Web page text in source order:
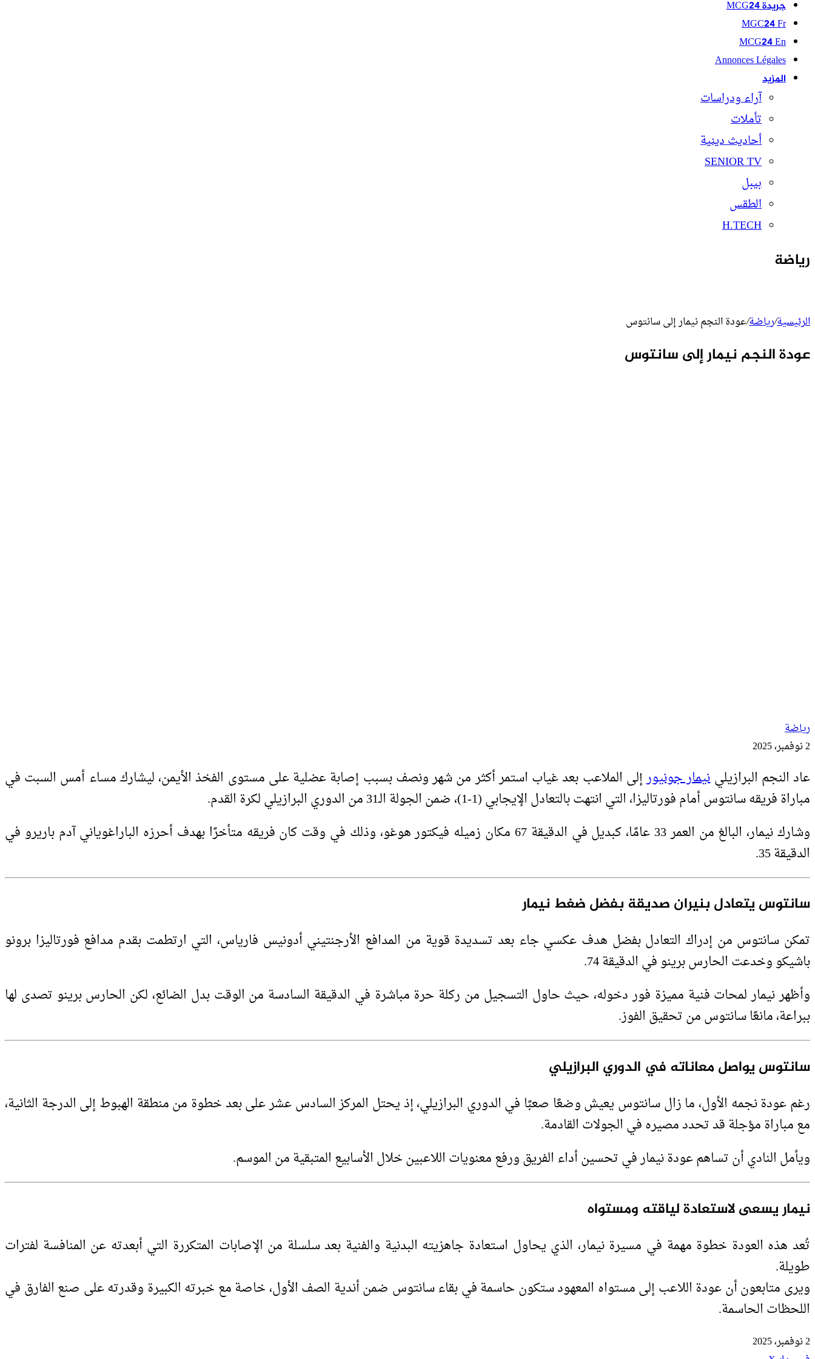
جريدة MCG24
MGC24 Fr
MCG24 En
Annonces Légales
المزيد
آراء ودراسات
تأملات
أحاديث دينية
SENIOR TV
بيبل
الطقس
H.TECH
رياضة
الرئيسية/رياضة/عودة النجم نيمار إلى سانتوس
عودة النجم نيمار إلى سانتوس
رياضة
2 نوفمبر، 2025
عاد النجم البرازيلينيمار جونيورإلى الملاعب بعد غياب استمر أكثر من شهر ونصف بسبب إصابة عضلية على مستوى الفخذ الأيمن، ليشارك مساء أمس السبت في
مباراة فريقه سانتوس أمام فورتاليزا، التي انتهت بالتعادل الإيجابي (1-1)، ضمن الجولة الـ31 من الدوري البرازيلي لكرة القدم.
وشارك نيمار، البالغ من العمر 33 عامًا، كبديل في الدقيقة 67 مكان زميله فيكتور هوغو، وذلك في وقت كان فريقه متأخرًا بهدف أحرزه الباراغوياني آدم باريرو في
الدقيقة 35.
سانتوس يتعادل بنيران صديقة بفضل ضغط نيمار
تمكن سانتوس من إدراك التعادل بفضل هدف عكسي جاء بعد تسديدة قوية من المدافع الأرجنتيني أدونيس فارياس، التي ارتطمت بقدم مدافع فورتاليزا برونو
باشيكو وخدعت الحارس برينو في الدقيقة 74.
وأظهر نيمار لمحات فنية مميزة فور دخوله، حيث حاول التسجيل من ركلة حرة مباشرة في الدقيقة السادسة من الوقت بدل الضائع، لكن الحارس برينو تصدى لها
ببراعة، مانعًا سانتوس من تحقيق الفوز.
سانتوس يواصل معاناته في الدوري البرازيلي
رغم عودة نجمه الأول، ما زال سانتوس يعيش وضعًا صعبًا في الدوري البرازيلي، إذ يحتل المركز السادس عشر على بعد خطوة من منطقة الهبوط إلى الدرجة الثانية،
مع مباراة مؤجلة قد تحدد مصيره في الجولات القادمة.
ويأمل النادي أن تساهم عودة نيمار في تحسين أداء الفريق ورفع معنويات اللاعبين خلال الأسابيع المتبقية من الموسم.
نيمار يسعى لاستعادة لياقته ومستواه
تُعد هذه العودة خطوة مهمة في مسيرة نيمار، الذي يحاول استعادة جاهزيته البدنية والفنية بعد سلسلة من الإصابات المتكررة التي أبعدته عن المنافسة لفترات
طويلة.
ويرى متابعون أن عودة اللاعب إلى مستواه المعهود ستكون حاسمة في بقاء سانتوس ضمن أندية الصف الأول، خاصة مع خبرته الكبيرة وقدرته على صنع الفارق في
اللحظات الحاسمة.
2 نوفمبر، 2025